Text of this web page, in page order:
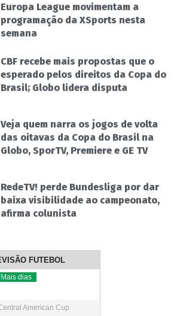
Europa League movimentam a
programação da XSports nesta
semana
CBF recebe mais propostas que o
esperado pelos direitos da Copa do
Brasil; Globo lidera disputa
Veja quem narra os jogos de volta
das oitavas da Copa do Brasil na
Globo, SporTV, Premiere e GE TV
RedeTV! perde Bundesliga por dar
baixa visibilidade ao campeonato,
afirma colunista